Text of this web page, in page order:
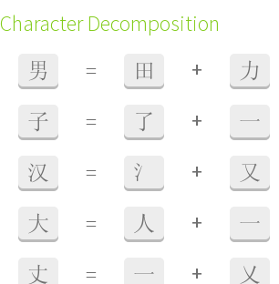
Character Decomposition
男 = 田 + 力
子 = 了 + 一
汉 = 氵 + 又
大 = 人 + 一
丈 = 一 + 乂